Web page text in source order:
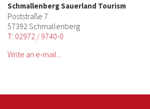
Schmallenberg Sauerland Tourism
Poststraße 7
57392 Schmallenberg
T: 02972 / 9740-0
Write an e-mail...